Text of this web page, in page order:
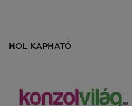
HOL KAPHATÓ